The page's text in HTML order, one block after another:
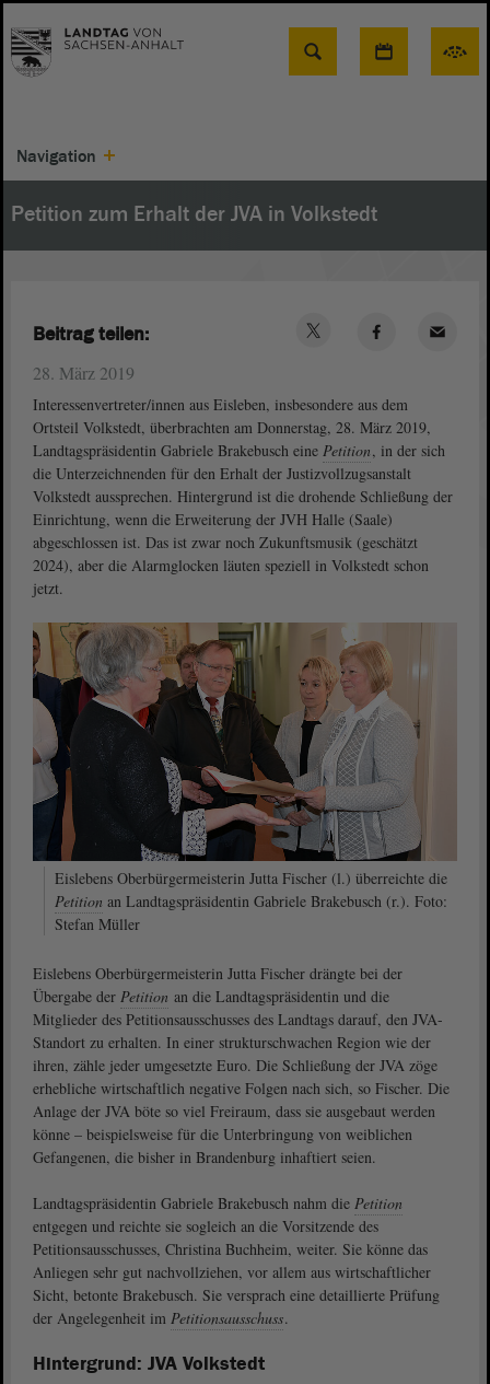
Suche
Navigation
Petition zum Erhalt der JVA in Volkstedt
28. März 2019
Interessenvertreter/innen aus Eisleben, insbesondere aus dem
Ortsteil Volkstedt, überbrachten am Donnerstag, 28. März 2019,
Landtagspräsidentin Gabriele Brakebusch eine Petition, in der sich
die Unterzeichnenden für den Erhalt der Justizvollzugsanstalt
Volkstedt aussprechen. Hintergrund ist die drohende Schließung der
Einrichtung, wenn die Erweiterung der JVH Halle (Saale)
abgeschlossen ist. Das ist zwar noch Zukunftsmusik (geschätzt
2024), aber die Alarmglocken läuten speziell in Volkstedt schon
jetzt.
Eislebens Oberbürgermeisterin Jutta Fischer (l.) überreichte die
Petition an Landtagspräsidentin Gabriele Brakebusch (r.). Foto:
Stefan Müller
Eislebens Oberbürgermeisterin Jutta Fischer drängte bei der
Übergabe der Petition an die Landtagspräsidentin und die
Mitglieder des Petitionsausschusses des Landtags darauf, den JVA-
Standort zu erhalten. In einer strukturschwachen Region wie der
ihren, zähle jeder umgesetzte Euro. Die Schließung der JVA zöge
erhebliche wirtschaftlich negative Folgen nach sich, so Fischer. Die
Anlage der JVA böte so viel Freiraum, dass sie ausgebaut werden
könne – beispielsweise für die Unterbringung von weiblichen
Gefangenen, die bisher in Brandenburg inhaftiert seien.
Landtagspräsidentin Gabriele Brakebusch nahm die Petition
entgegen und reichte sie sogleich an die Vorsitzende des
Petitionsausschusses, Christina Buchheim, weiter. Sie könne das
Anliegen sehr gut nachvollziehen, vor allem aus wirtschaftlicher
Sicht, betonte Brakebusch. Sie versprach eine detaillierte Prüfung
der Angelegenheit im Petitionsausschuss.
Hintergrund: JVA Volkstedt
Beitrag teilen: